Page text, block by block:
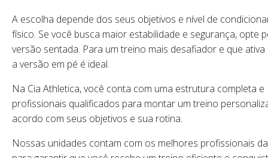
A escolha depende dos seus objetivos e nível de
físico. Se você busca maior estabilidade e segurança, opte
versão sentada. Para um treino mais desafiador e que
a versão em pé é ideal.
Na Cia Athletica, você conta com uma estrutura completa e
profissionais qualificados para montar um treino
acordo com seus objetivos e sua rotina.
Nossas unidades contam com os melhores profissionais